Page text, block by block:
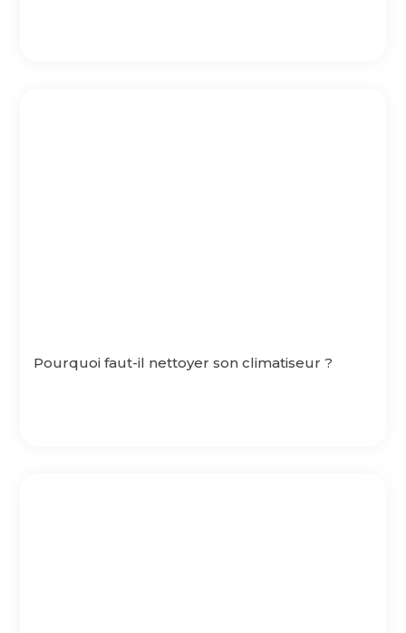
Pourquoi faut-il nettoyer son climatiseur ?